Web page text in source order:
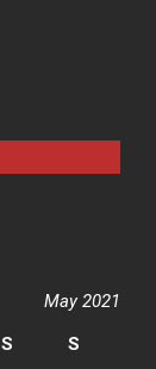
May 2021
S S